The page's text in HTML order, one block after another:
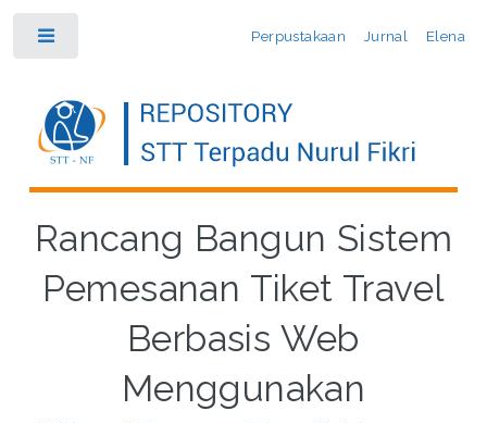
Perpustakaan Jurnal Elena
Rancang Bangun Sistem
Pemesanan Tiket Travel
Berbasis Web
Menggunakan